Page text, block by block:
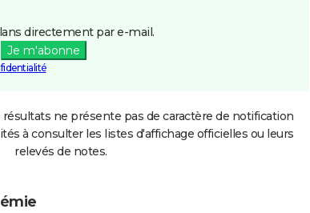
directement par e-mail.
Je m'abonne
ne présente pas de caractère de notification
à consulter les listes d'affichage officielles ou leurs
relevés de notes.